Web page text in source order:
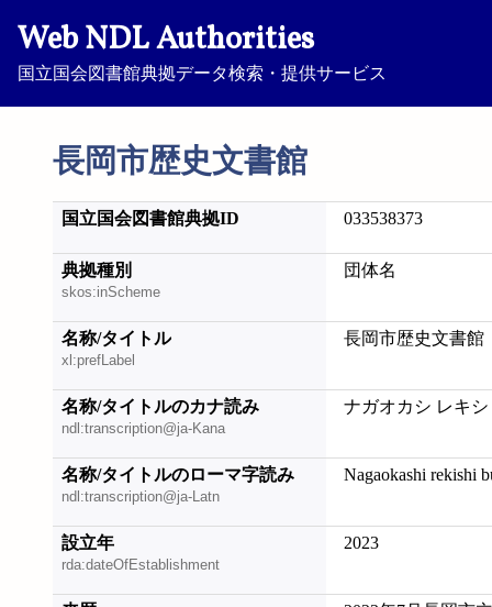
Web NDL Authorities
国立国会図書館典拠データ検索・提供サービス
長岡市歴史文書館
国立国会図書館典拠ID 033538373
典拠種別
skos:inScheme
団体名
名称/タイトル
xl:prefLabel
長岡市歴史文書館
名称/タイトルのカナ読み
ndl:transcription@ja-Kana
ナガオカシ レキ
名称/タイトルのローマ字読み
ndl:transcription@ja-Latn
Nagaokashi rekishi
設立年
rda:dateOfEstablishment
2023